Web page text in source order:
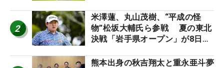
ーのヒトネタ！】
2
米澤蓮、丸山茂樹、“平成の怪
物”松坂大輔氏ら参戦 夏の東北
決戦「岩手県オープン」が8日開
熊本出身の秋吉翔太と重永亜斗夢